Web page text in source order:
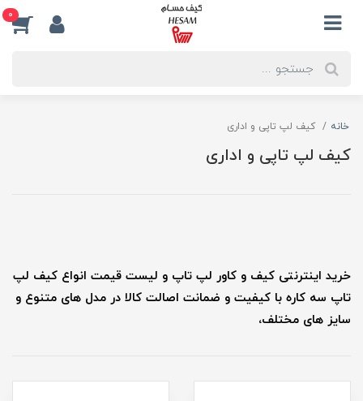
0
خانه کیف لپ تاپی و اداری
کیف لپ تاپی و اداری
خرید اینترنتی کیف و کاور لپ تاپ و لیست قیمت انواع کیف لپ
تاپ سه کاره با کیفیت و ضمانت اصالت کالا در مدل های متنوع و
سایز های مختلف،